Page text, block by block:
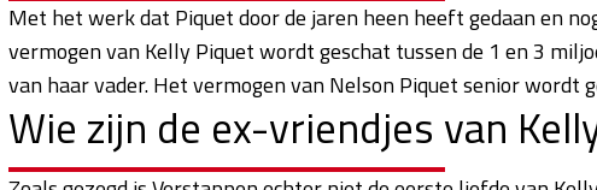
Met het werk dat Piquet door de jaren heen heeft gedaan en
vermogen van Kelly Piquet wordt geschat tussen de 1 en 3
van haar vader. Het vermogen van Nelson Piquet senior wordt
Wie zijn de ex-vriendjes van